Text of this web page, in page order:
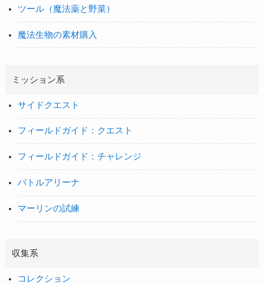
ツール（魔法薬と野菜）
魔法生物の素材購入
ミッション系
サイドクエスト
フィールドガイド：クエスト
フィールドガイド：チャレンジ
バトルアリーナ
マーリンの試練
収集系
コレクション